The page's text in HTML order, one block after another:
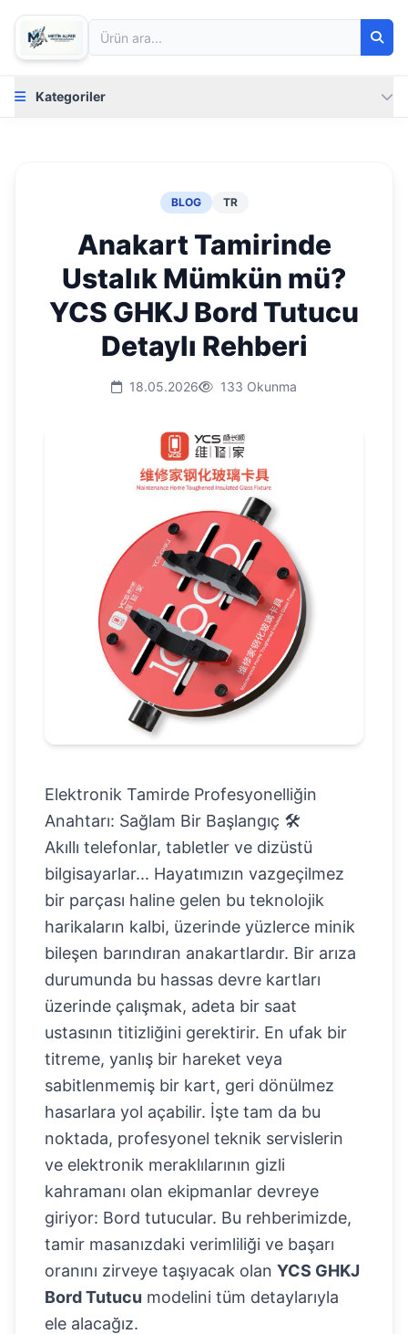
Kategoriler
BLOG TR
Anakart Tamirinde
Ustalık Mümkün mü?
YCS GHKJ Bord Tutucu
Detaylı Rehberi
18.05.2026 133 Okunma
Elektronik Tamirde Profesyonelliğin
Anahtarı: Sağlam Bir Başlangıç 🛠️
Akıllı telefonlar, tabletler ve dizüstü
bilgisayarlar... Hayatımızın vazgeçilmez
bir parçası haline gelen bu teknolojik
harikaların kalbi, üzerinde yüzlerce minik
bileşen barındıran anakartlardır. Bir arıza
durumunda bu hassas devre kartları
üzerinde çalışmak, adeta bir saat
ustasının titizliğini gerektirir. En ufak bir
titreme, yanlış bir hareket veya
sabitlenmemiş bir kart, geri dönülmez
hasarlara yol açabilir. İşte tam da bu
noktada, profesyonel teknik servislerin
ve elektronik meraklılarının gizli
kahramanı olan ekipmanlar devreye
giriyor: Bord tutucular. Bu rehberimizde,
tamir masanızdaki verimliliği ve başarı
oranını zirveye taşıyacak olan YCS GHKJ
Bord Tutucu modelini tüm detaylarıyla
ele alacağız.